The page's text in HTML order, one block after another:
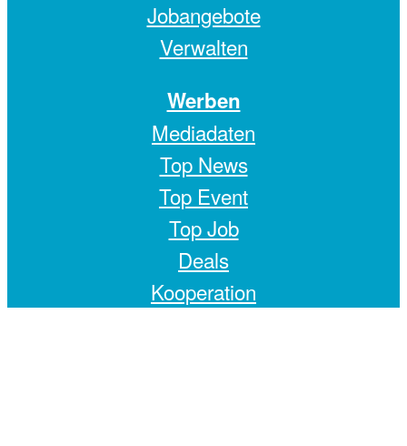
Jobangebote
Verwalten
Werben
Mediadaten
Top News
Top Event
Top Job
Deals
Kooperation